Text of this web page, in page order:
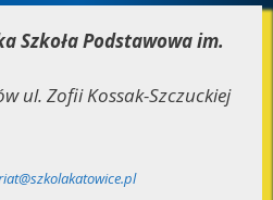
Szkoła Podstawowa im.
ul. Zofii Kossak-Szczuckiej